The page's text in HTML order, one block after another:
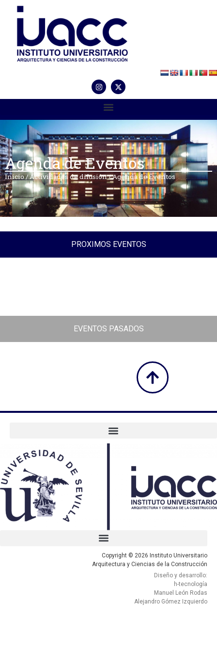
Agenda de Eventos
Inicio/Actividades de difusión/Agenda de Eventos
PROXIMOS EVENTOS
EVENTOS PASADOS
Copyright © 2026 Instituto Universitario
Arquitectura y Ciencias de la Construcción
Diseño y desarrollo:
h-tecnología
Manuel León Rodas
Alejandro Gómez Izquierdo